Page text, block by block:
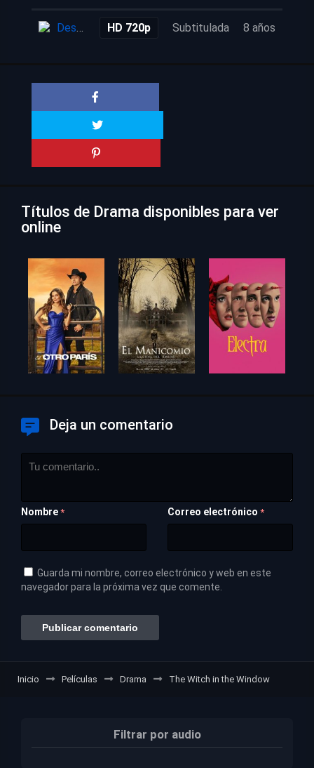
Descarga HD 720p Subtitulada 8 años
Títulos de Drama disponibles para ver
online
Deja un comentario
Nombre * Correo electrónico *
Guarda mi nombre, correo electrónico y web en este
navegador para la próxima vez que comente.
Inicio Películas Drama The Witch in the Window
Filtrar por audio